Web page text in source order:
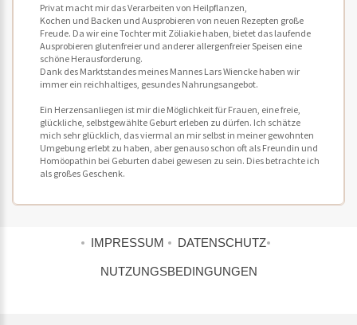
Privat macht mir das Verarbeiten von Heilpflanzen,
Kochen und Backen und Ausprobieren von neuen Rezepten große
Freude. Da wir eine Tochter mit Zöliakie haben, bietet das laufende
Ausprobieren glutenfreier und anderer allergenfreier Speisen eine
schöne Herausforderung.
Dank des Marktstandes meines Mannes Lars Wiencke haben wir
immer ein reichhaltiges, gesundes Nahrungsangebot.
Ein Herzensanliegen ist mir die Möglichkeit für Frauen, eine freie,
glückliche, selbstgewählte Geburt erleben zu dürfen. Ich schätze
mich sehr glücklich, das viermal an mir selbst in meiner gewohnten
Umgebung erlebt zu haben, aber genauso schon oft als Freundin und
Homöopathin bei Geburten dabei gewesen zu sein. Dies betrachte ich
als großes Geschenk.
IMPRESSUM DATENSCHUTZ
NUTZUNGSBEDINGUNGEN